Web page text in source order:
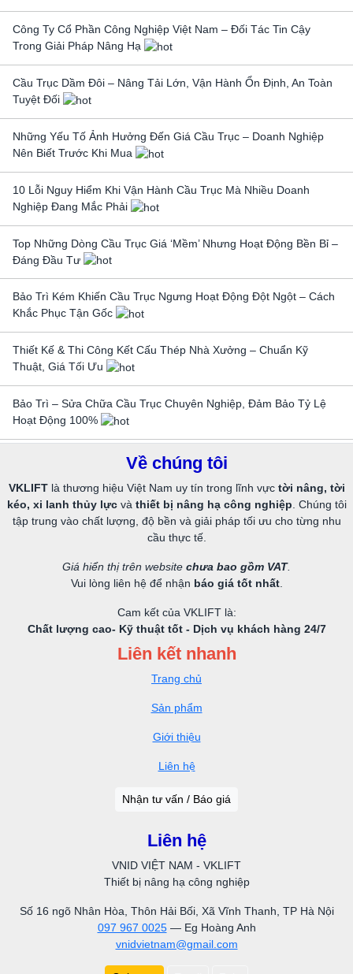
Công Ty Cổ Phần Công Nghiệp Việt Nam – Đối Tác Tin Cậy
Trong Giải Pháp Nâng Hạ
Cầu Trục Dầm Đôi – Nâng Tải Lớn, Vận Hành Ổn Định, An Toàn
Tuyệt Đối
Những Yếu Tố Ảnh Hưởng Đến Giá Cầu Trục – Doanh Nghiệp
Nên Biết Trước Khi Mua
10 Lỗi Nguy Hiểm Khi Vận Hành Cầu Trục Mà Nhiều Doanh
Nghiệp Đang Mắc Phải
Top Những Dòng Cầu Trục Giá ‘Mềm’ Nhưng Hoạt Động Bền Bỉ –
Đáng Đầu Tư
Bảo Trì Kém Khiến Cầu Trục Ngưng Hoạt Động Đột Ngột – Cách
Khắc Phục Tận Gốc
Thiết Kế & Thi Công Kết Cấu Thép Nhà Xưởng – Chuẩn Kỹ
Thuật, Giá Tối Ưu
Bảo Trì – Sửa Chữa Cầu Trục Chuyên Nghiệp, Đảm Bảo Tỷ Lệ
Hoạt Động 100%
Về chúng tôi
VKLIFTlà thương hiệu Việt Nam uy tín trong lĩnh vực tời nâng, tời
kéo, xi lanh thủy lựcvà thiết bị nâng hạ công nghiệp . Chúng tôi
tập trung vào chất lượng, độ bền và giải pháp tối ưu cho từng nhu
cầu thực tế.
Giá hiển thị trên website chưa bao gồm VAT.
Vui lòng liên hệ để nhận báo giá tốt nhất.
Cam kết của VKLIFT là:
Chất lượng cao- Kỹ thuật tốt - Dịch vụ khách hàng 24/7
Liên kết nhanh
Trang chủ
Sản phẩm
Giới thiệu
Liên hệ
Nhận tư vấn / Báo giá
Liên hệ
VNID VIỆT NAM - VKLIFT
Thiết bị nâng hạ công nghiệp
Số 16 ngõ Nhân Hòa, Thôn Hải Bối, Xã Vĩnh Thanh, TP Hà Nội
097 967 0025— Eg Hoàng Anh
vnidvietnam@gmail.com